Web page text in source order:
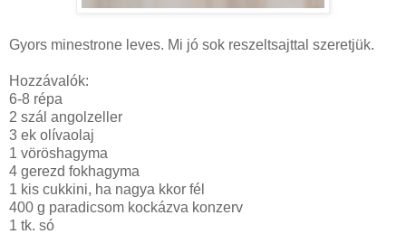
Gyors minestrone leves. Mi jó sok reszeltsajttal szeretjük.
Hozzávalók:
6-8 répa
2 szál angolzeller
3 ek olívaolaj
1 vöröshagyma
4 gerezd fokhagyma
1 kis cukkini, ha nagya kkor fél
400 g paradicsom kockázva konzerv
1 tk. só